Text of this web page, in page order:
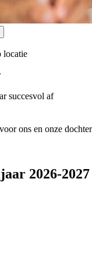
locatie
succesvol af
ons en onze
2026-2027